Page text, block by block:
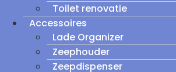
Toilet renovatie
Accessoires
Lade Organizer
Zeephouder
Zeepdispenser